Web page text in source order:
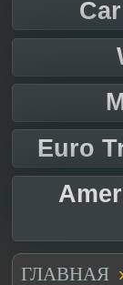
Euro
ГЛАВНАЯ